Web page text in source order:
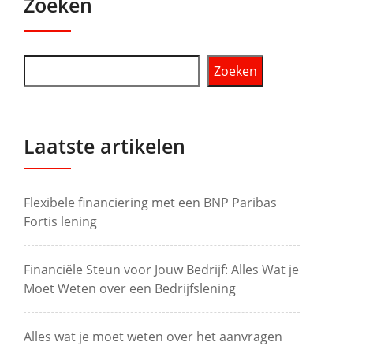
Zoeken
Laatste artikelen
Flexibele financiering met een BNP Paribas
Fortis lening
Financiële Steun voor Jouw Bedrijf: Alles Wat je
Moet Weten over een Bedrijfslening
Alles wat je moet weten over het aanvragen